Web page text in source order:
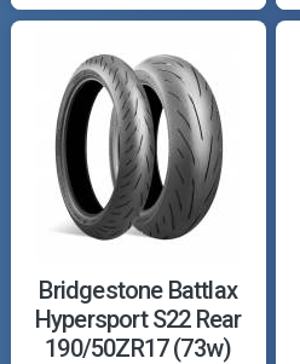
Bridgestone Battlax
Hypersport S22 Rear
190/50ZR17 (73w)